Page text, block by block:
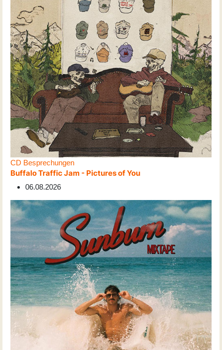
CD Besprechungen
Buffalo Traffic Jam - Pictures of You
06.08.2026